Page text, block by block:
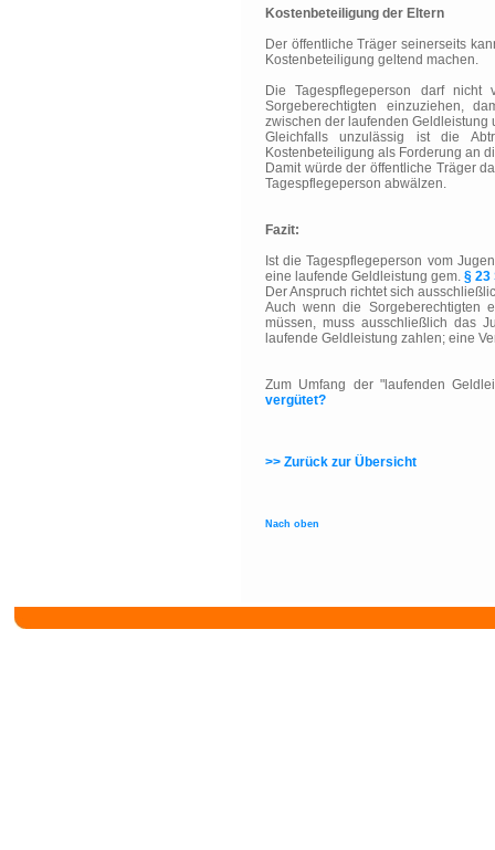
Kostenbeteiligung der Eltern
Der öffentliche Träger seinerseits
Kostenbeteiligung geltend machen.
Die Tagespflegeperson darf nicht
Sorgeberechtigten einzuziehen,
zwischen der laufenden
Gleichfalls unzulässig ist die
Kostenbeteiligung als Forderung an
Damit würde der öffentliche Träger
Tagespflegeperson abwälzen.
Fazit:
Ist die Tagespflegeperson vom
eine laufende Geldleistung gem. § 23
Der Anspruch richtet sich
Auch wenn die Sorgeberechtigten
müssen, muss ausschließlich das
laufende Geldleistung zahlen; eine
Zum Umfang der "laufenden
vergütet?
>> Zurück zur Übersicht
Nach oben